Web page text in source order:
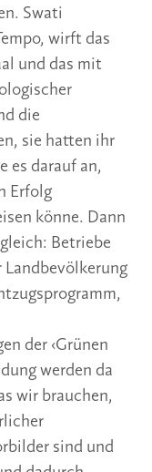
Swati
wirft das
und das mit
die
sie hatten ihr
es darauf an,
Erfolg
könne. Dann
Betriebe
Landbevölkerung
der ‹Grünen
werden da
wir brauchen,
sind und